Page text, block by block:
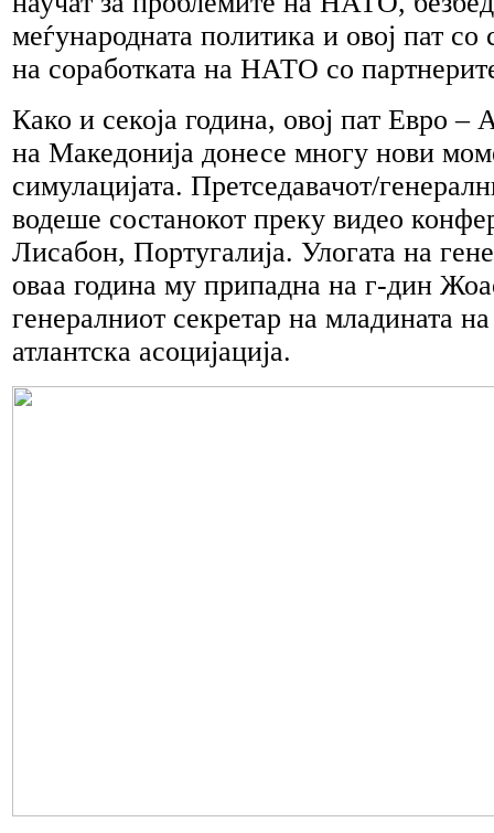
меѓународната политика и овој пат со
на соработката на НАТО со
Како и секоја година, овој пат Евро –
на Македонија донесе многу нови
симулацијата. Претседавачот/
водеше состанокот преку видео
Лисабон, Португалија. Улогата на
оваа година му припадна на г-дин
генералниот секретар на младината на
атлантска асоцијација.